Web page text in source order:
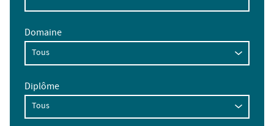
Domaine
Diplôme